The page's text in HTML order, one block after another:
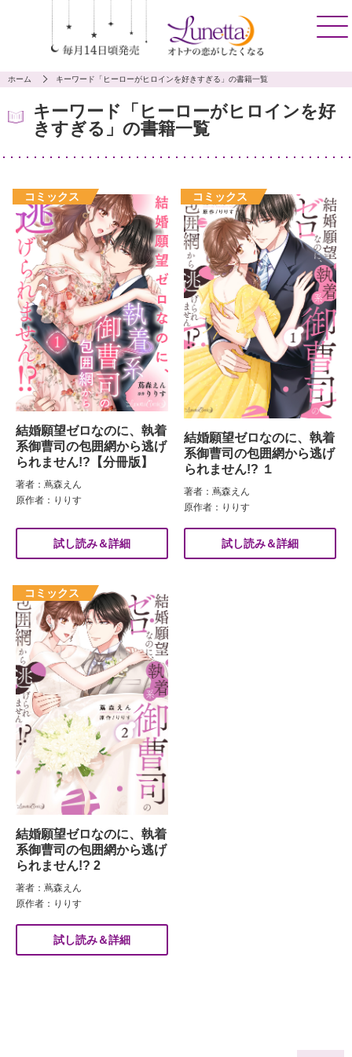
ホーム キーワード「ヒーローがヒロインを好きすぎる」の書籍一覧
キーワード「ヒーローがヒロインを好
きすぎる」の書籍一覧
結婚願望ゼロなのに、執着
系御曹司の包囲網から逃げ
られません!?【分冊版】
著者：蔦森えん
原作者：りりす
試し読み＆詳細
結婚願望ゼロなのに、執着
系御曹司の包囲網から逃げ
られません!? １
著者：蔦森えん
原作者：りりす
試し読み＆詳細
結婚願望ゼロなのに、執着
系御曹司の包囲網から逃げ
られません!? 2
著者：蔦森えん
原作者：りりす
試し読み＆詳細